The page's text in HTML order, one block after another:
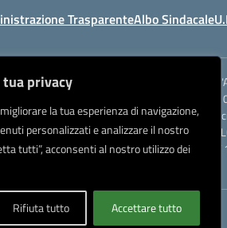
privacy
la tua esperienza di navigazione,
personalizzati e analizzare il nostro
tutti”, acconsenti al nostro utilizzo dei
Rifiuta tutto Accettare tutto
TrasparenteAlbo Sindacale
Tel 039.9205701
Posta elettronica ordinaria:
IBAN Banca Popolare di Sondrio